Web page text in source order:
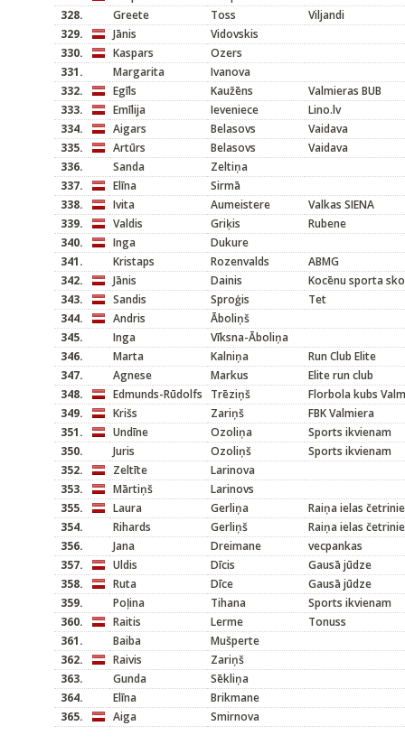
328.
Greete Toss
Viljandi
329.
Jānis
Vidovskis
330.
Kaspars
Ozers
331.
Margarita
Ivanova
332.
Egīls Kaužēns
Valmieras BUB
333.
Emīlija Ieveniece
Lino.lv
334.
Aigars Belasovs
Vaidava
335.
Artūrs Belasovs
Vaidava
336.
Sanda
Zeltiņa
337.
Elīna
Sirmā
338.
Ivita Aumeistere
Valkas SIENA
339.
Valdis Griķis
Rubene
340.
Inga
Dukure
341.
Kristaps Rozenvalds
ABMG
342.
Jānis Dainis
Kocēnu sporta
343.
Sandis Sproģis
Tet
344.
Andris
Āboliņš
345.
Inga
Vīksna-Āboliņa
346.
Marta Kalniņa
Run Club Elite
347.
Agnese Markus
Elite run club
348.
Edmunds-Rūdolfs Trēziņš
Florbola kubs
349.
Krišs Zariņš
FBK Valmiera
351.
Undīne Ozoliņa
Sports ikvienam
350.
Juris Ozoliņš
Sports ikvienam
352.
Zeltīte
Larinova
353.
Mārtiņš
Larinovs
355.
Laura Gerliņa
Raiņa ielas
354.
Rihards Gerliņš
Raiņa ielas
356.
Jana Dreimane
vecpankas
357.
Uldis Dīcis
Gausā jūdze
358.
Ruta Dīce
Gausā jūdze
359.
Poļina Tihana
Sports ikvienam
360.
Raitis Lerme
Tonuss
361.
Baiba
Mušperte
362.
Raivis
Zariņš
363.
Gunda
Sēkliņa
364.
Elīna
Brikmane
365.
Aiga Smirnova